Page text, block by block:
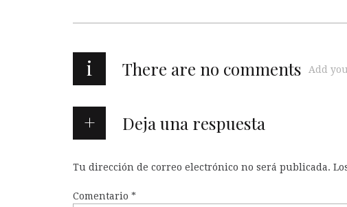
i There are no comments Add
Deja una respuesta
Tu dirección de correo electrónico no será publicada.
Comentario *